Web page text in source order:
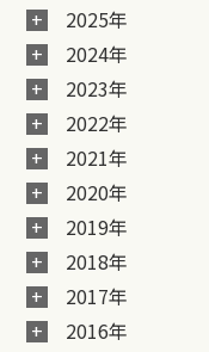
2025年
2024年
2023年
2022年
2021年
2020年
2019年
2018年
2017年
2016年